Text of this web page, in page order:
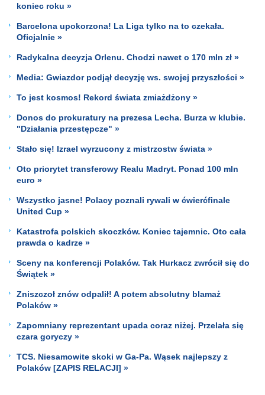
koniec roku »
Barcelona upokorzona! La Liga tylko na to czekała.
Oficjalnie »
Radykalna decyzja Orlenu. Chodzi nawet o 170 mln zł »
Media: Gwiazdor podjął decyzję ws. swojej przyszłości »
To jest kosmos! Rekord świata zmiażdżony »
Donos do prokuratury na prezesa Lecha. Burza w klubie.
"Działania przestępcze" »
Stało się! Izrael wyrzucony z mistrzostw świata »
Oto priorytet transferowy Realu Madryt. Ponad 100 mln
euro »
Wszystko jasne! Polacy poznali rywali w ćwierćfinale
United Cup »
Katastrofa polskich skoczków. Koniec tajemnic. Oto cała
prawda o kadrze »
Sceny na konferencji Polaków. Tak Hurkacz zwrócił się do
Świątek »
Zniszczoł znów odpalił! A potem absolutny blamaż
Polaków »
Zapomniany reprezentant upada coraz niżej. Przelała się
czara goryczy »
TCS. Niesamowite skoki w Ga-Pa. Wąsek najlepszy z
Polaków [ZAPIS RELACJI] »